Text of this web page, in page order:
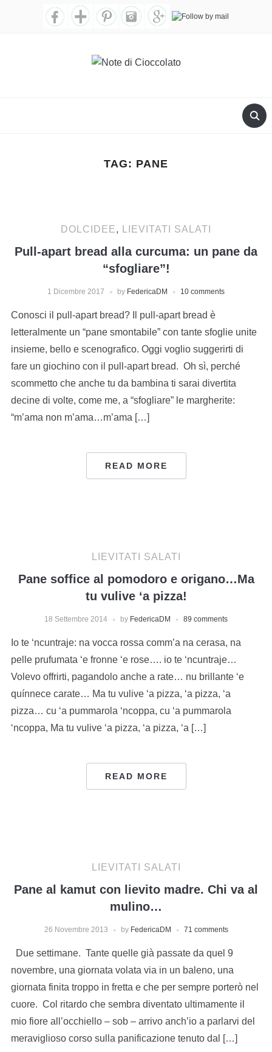
TAG: PANE
DOLCIDEE, LIEVITATI SALATI
Pull-apart bread alla curcuma: un pane da
“sfogliare”!
1 Dicembre 2017 by FedericaDM 10 comments
Conosci il pull-apart bread? Il pull-apart bread è
letteralmente un “pane smontabile” con tante sfoglie unite
insieme, bello e scenografico. Oggi voglio suggerirti di
fare un giochino con il pull-apart bread. Oh sì, perché
scommetto che anche tu da bambina ti sarai divertita
decine di volte, come me, a “sfogliare” le margherite:
“m’ama non m’ama…m’ama […]
READ MORE
LIEVITATI SALATI
Pane soffice al pomodoro e origano…Ma
tu vulive ‘a pizza!
18 Settembre 2014 by FedericaDM 89 comments
Io te ‘ncuntraje: na vocca rossa comm’a na cerasa, na
pelle prufumata ‘e fronne ‘e rose…. io te ‘ncuntraje…
Volevo offrirti, pagandolo anche a rate… nu brillante ‘e
quínnece carate… Ma tu vulive ‘a pizza, ‘a pizza, ‘a
pizza… cu ‘a pummarola ‘ncoppa, cu ‘a pummarola
‘ncoppa, Ma tu vulive ‘a pizza, ‘a pizza, ‘a […]
READ MORE
LIEVITATI SALATI
Pane al kamut con lievito madre. Chi va al
mulino…
26 Novembre 2013 by FedericaDM 71 comments
Due settimane. Tante quelle già passate da quel 9
novembre, una giornata volata via in un baleno, una
giornata finita troppo in fretta e che per sempre porterò nel
cuore. Col ritardo che sembra diventato ultimamente il
mio fiore all’occhiello – sob – arrivo anch’io a parlarvi del
meraviglioso corso sulla panificazione tenuto dal […]